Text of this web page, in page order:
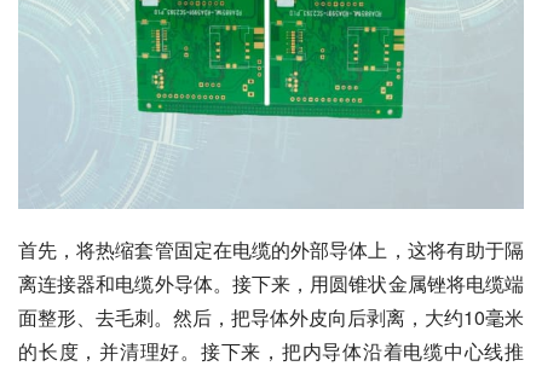
首先，将热缩套管固定在电缆的外部导体上，这将有助于隔
离连接器和电缆外导体。接下来，用圆锥状金属锉将电缆端
面整形、去毛刺。然后，把导体外皮向后剥离，大约10毫米
的长度，并清理好。接下来，把内导体沿着电缆中心线推